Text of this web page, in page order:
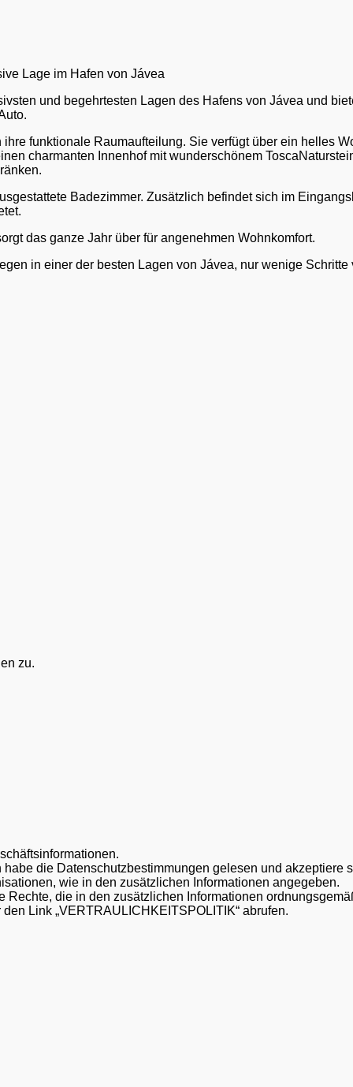
Lage im Hafen von Jávea
und begehrtesten Lagen des Hafens von Jávea und
funktionale Raumaufteilung. Sie verfügt über ein helles
charmanten Innenhof mit wunderschönem
Badezimmer. Zusätzlich befindet sich im
das ganze Jahr über für angenehmen Wohnkomfort.
in einer der besten Lagen von Jávea, nur wenige
zu.
die Datenschutzbestimmungen gelesen und akzeptiere
wie in den zusätzlichen Informationen angegeben.
die in den zusätzlichen Informationen
Link „VERTRAULICHKEITSPOLITIK“ abrufen.